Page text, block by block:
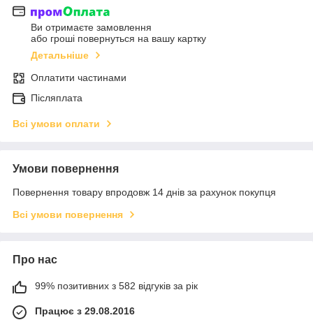
Ви отримаєте замовлення
або гроші повернуться на вашу картку
Детальніше
Оплатити частинами
Післяплата
Всі умови оплати
Умови повернення
Повернення товару впродовж 14 днів за рахунок покупця
Всі умови повернення
Про нас
99% позитивних з 582 відгуків за рік
Працює з 29.08.2016